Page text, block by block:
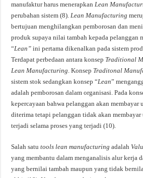
manufaktur harus menerapkan Lean
perubahan sistem (8). Lean Manufacturing
bertujuan menghilangkan pemborosan dan
produk supaya nilai tambah kepada pelanggan
“Lean”ini pertama dikenalkan pada sistem
Terdapat perbedaan antara konsep Traditional
Lean Manufacturing . Konsep Traditonal
sistem stok sedangkan konsep “Lean”
adalah pemborosan dalam organisasi. Pada
kepercayaan bahwa pelanggan akan
diterima tetapi pelanggan tidak akan
terjadi selama proses yang terjadi (10).
Salah satutools lean manufacturing adalah
yang membantu dalam menganalisis alur kerja
yang bernilai tambah maupun yang tidak